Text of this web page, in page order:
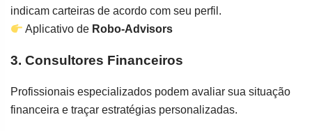
indicam carteiras de acordo com seu perfil.
Aplicativo de Robo-Advisors
3. Consultores Financeiros
Profissionais especializados podem avaliar sua situação
financeira e traçar estratégias personalizadas.